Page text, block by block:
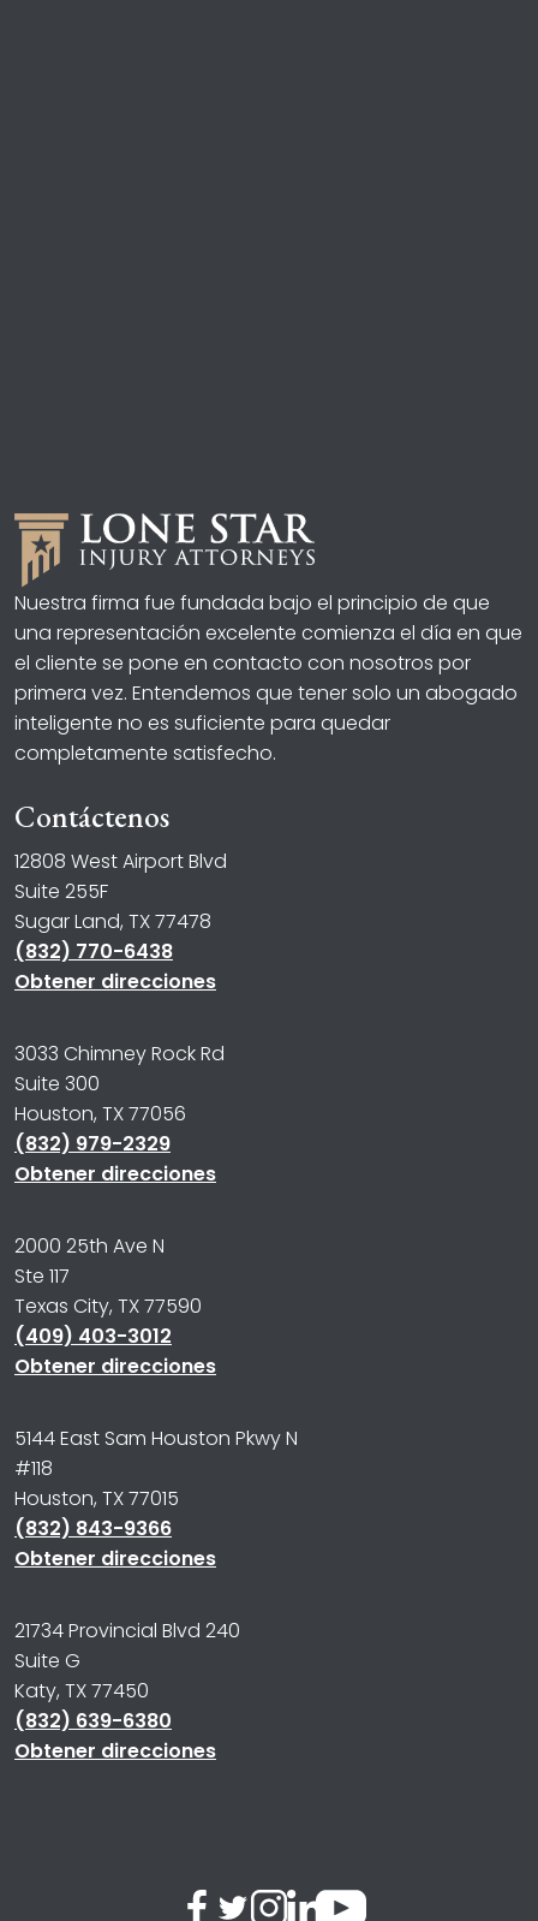
Nuestra firma fue fundada bajo el principio de que
una representación excelente comienza el día en que
el cliente se pone en contacto con nosotros por
primera vez. Entendemos que tener solo un abogado
inteligente no es suficiente para quedar
completamente satisfecho.
Contáctenos
12808 West Airport Blvd
Suite 255F
Sugar Land, TX 77478
(832) 770-6438
Obtener direcciones
3033 Chimney Rock Rd
Suite 300
Houston, TX 77056
(832) 979-2329
Obtener direcciones
2000 25th Ave N
Ste 117
Texas City, TX 77590
(409) 403-3012
Obtener direcciones
5144 East Sam Houston Pkwy N
#118
Houston, TX 77015
(832) 843-9366
Obtener direcciones
21734 Provincial Blvd 240
Suite G
Katy, TX 77450
(832) 639-6380
Obtener direcciones